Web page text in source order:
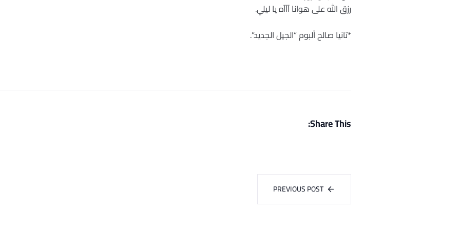
رزق الله على هوانا آآآه يا ليلي.
*تانيا صالح ألبوم “الجيل الجديد”.
Share This:
PREVIOUS POST